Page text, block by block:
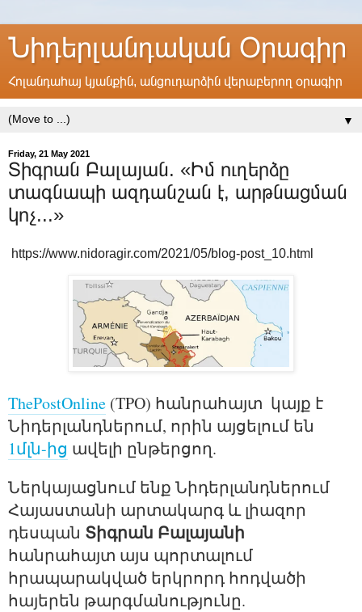
Նիդերլանդական Օրագիր
Հոլանդահայ կյանքին, անցուդարձին վերաբերող օրագիր
▼
Friday, 21 May 2021
Տիգրան Բալայան. «Իմ ուղերձը
տագնապի ազդանշան է, արթնացման
կոչ...»
https://www.nidoragir.com/2021/05/blog-post_10.html
ThePostOnline (TPO) հանրահայտ  կայք է
1մլն-ից ավելի ընթերցող.
Ներկայացնում ենք Նիդերլանդներում
Հայաստանի արտակարգ և լիազոր
դեսպան Տիգրան Բալայանի
հանրահայտ այս պորտալում
հրապարակված երկրորդ հոդվածի
հայերեն թարգմանությունը.